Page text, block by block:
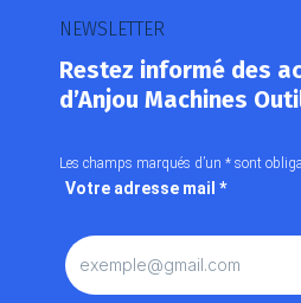
NEWSLETTER
Restez informé des
d’Anjou Machines
Les champs marqués d’un * sont
Votre adresse mail *